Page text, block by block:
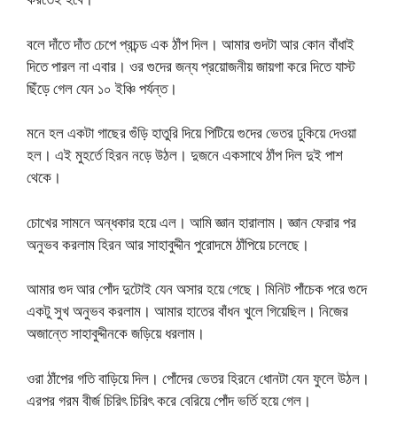
বলে দাঁতে দাঁত চেপে প্রচন্ড এক ঠাঁপ দিল। আমার গুদটা আর কোন বাঁধাই
দিতে পারল না এবার। ওর গুদের জন্য প্রয়োজনীয় জায়গা করে দিতে যাস্ট
ছিঁড়ে গেল যেন ১০ ইঞ্চি পর্যন্ত।
মনে হল একটা গাছের গুঁড়ি হাতুরি দিয়ে পিটিয়ে গুদের ভেতর ঢুকিয়ে দেওয়া
হল। এই মুহর্তে হিরন নড়ে উঠল। দুজনে একসাথে ঠাঁপ দিল দুই পাশ
থেকে।
চোখের সামনে অন্ধকার হয়ে এল। আমি জ্ঞান হারালাম। জ্ঞান ফেরার পর
অনুভব করলাম হিরন আর সাহাবুদ্দীন পুরোদমে ঠাঁপিয়ে চলেছে।
আমার গুদ আর পোঁদ দুটোই যেন অসার হয়ে গেছে। মিনিট পাঁচেক পরে গুদে
একটু সুখ অনুভব করলাম। আমার হাতের বাঁধন খুলে গিয়েছিল। নিজের
অজান্তে সাহাবুদ্দীনকে জড়িয়ে ধরলাম।
ওরা ঠাঁপের গতি বাড়িয়ে দিল। পোঁদের ভেতর হিরনে ধোনটা যেন ফুলে উঠল।
এরপর গরম বীর্জ চিরিৎ চিরিৎ করে বেরিয়ে পোঁদ ভর্তি হয়ে গেল।